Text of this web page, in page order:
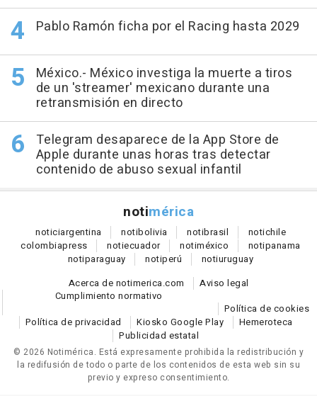
Pablo Ramón ficha por el Racing hasta 2029
México.- México investiga la muerte a tiros
de un 'streamer' mexicano durante una
retransmisión en directo
Telegram desaparece de la App Store de
Apple durante unas horas tras detectar
contenido de abuso sexual infantil
notimérica
noticiargentina notibolivia notibrasil notichile
colombiapress notiecuador notiméxico notipanama
notiparaguay notiperú notiuruguay
Acerca de notimerica.com
Aviso legal
Cumplimiento normativo
Política de cookies
Política de privacidad
Kiosko Google Play
Hemeroteca
Publicidad estatal
© 2026 Notimérica. Está expresamente prohibida la redistribución y
la redifusión de todo o parte de los contenidos de esta web sin su
previo y expreso consentimiento.